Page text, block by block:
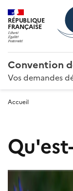
RÉPUBLIQUE
FRANÇAISE
Convention
Vos demandes
Accueil